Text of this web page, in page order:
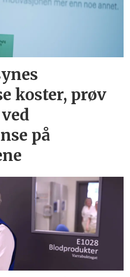
koster, prøv
på